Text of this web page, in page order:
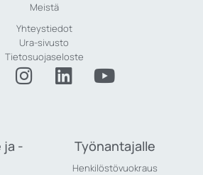
Meistä
Yhteystiedot
Ura-sivusto
Tietosuojaseloste
ja -
Työnantajalle
Henkilöstövuokraus